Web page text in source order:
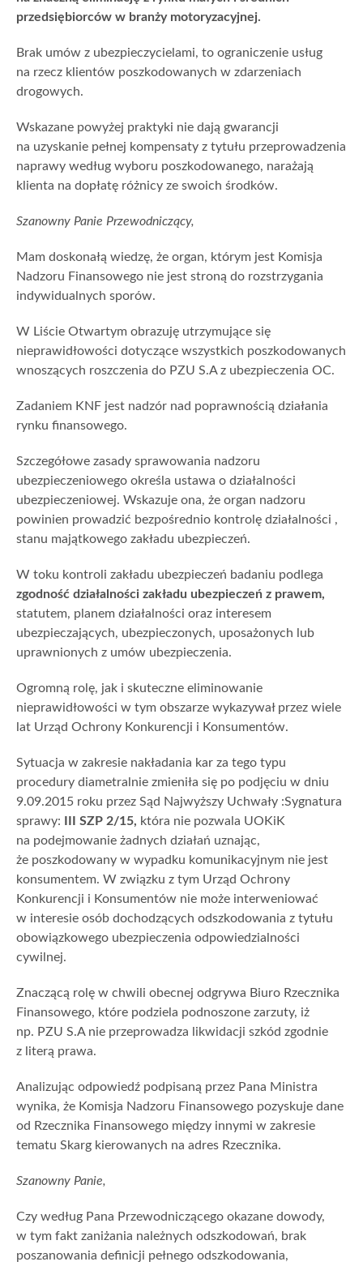
przedsiębiorców w branży motoryzacyjnej.
Brak umów z ubezpieczycielami, to ograniczenie usług
na rzecz klientów poszkodowanych w zdarzeniach
drogowych.
Wskazane powyżej praktyki nie dają gwarancji
na uzyskanie pełnej kompensaty z tytułu przeprowadzenia
naprawy według wyboru poszkodowanego, narażają
klienta na dopłatę różnicy ze swoich środków.
Szanowny Panie Przewodniczący,
Mam doskonałą wiedzę, że organ, którym jest Komisja
Nadzoru Finansowego nie jest stroną do rozstrzygania
indywidualnych sporów.
W Liście Otwartym obrazuję utrzymujące się
nieprawidłowości dotyczące wszystkich poszkodowanych
wnoszących roszczenia do PZU S.A z ubezpieczenia OC.
Zadaniem KNF jest nadzór nad poprawnością działania
rynku finansowego.
Szczegółowe zasady sprawowania nadzoru
ubezpieczeniowego określa ustawa o działalności
ubezpieczeniowej. Wskazuje ona, że organ nadzoru
powinien prowadzić bezpośrednio kontrolę działalności ,
stanu majątkowego zakładu ubezpieczeń.
W toku kontroli zakładu ubezpieczeń badaniu podlega
zgodność działalności zakładu ubezpieczeń z prawem,
statutem, planem działalności oraz interesem
ubezpieczających, ubezpieczonych, uposażonych lub
uprawnionych z umów ubezpieczenia.
Ogromną rolę, jak i skuteczne eliminowanie
nieprawidłowości w tym obszarze wykazywał przez wiele
lat Urząd Ochrony Konkurencji i Konsumentów.
Sytuacja w zakresie nakładania kar za tego typu
procedury diametralnie zmieniła się po podjęciu w dniu
9.09.2015 roku przez Sąd Najwyższy Uchwały :Sygnatura
sprawy:
III SZP 2/15, która nie pozwala UOKiK
na podejmowanie żadnych działań uznając,
że poszkodowany w wypadku komunikacyjnym nie jest
konsumentem. W związku z tym Urząd Ochrony
Konkurencji i Konsumentów nie może interweniować
w interesie osób dochodzących odszkodowania z tytułu
obowiązkowego ubezpieczenia odpowiedzialności
cywilnej.
Znaczącą rolę w chwili obecnej odgrywa Biuro Rzecznika
Finansowego, które podziela podnoszone zarzuty, iż
np. PZU S.A nie przeprowadza likwidacji szkód zgodnie
z literą prawa.
Analizując odpowiedź podpisaną przez Pana Ministra
wynika, że Komisja Nadzoru Finansowego pozyskuje dane
od Rzecznika Finansowego między innymi w zakresie
tematu Skarg kierowanych na adres Rzecznika.
Szanowny Panie,
Czy według Pana Przewodniczącego okazane dowody,
w tym fakt zaniżania należnych odszkodowań, brak
poszanowania definicji pełnego odszkodowania,